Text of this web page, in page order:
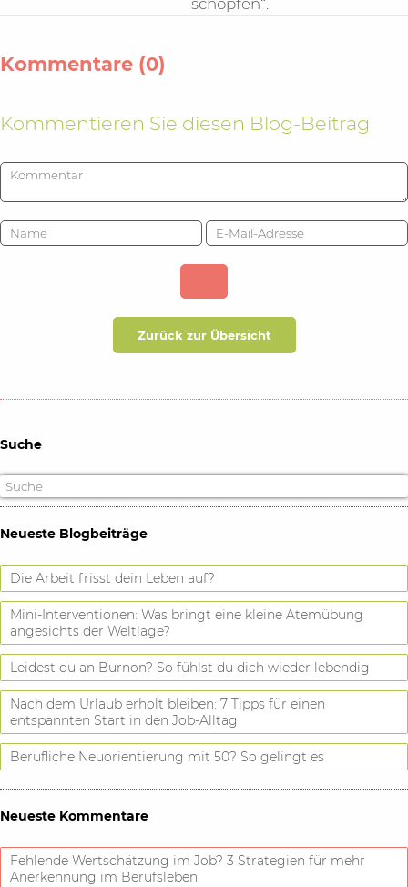
schöpfen“.
Kommentare (0)
Kommentieren Sie diesen Blog-Beitrag
Zurück zur Übersicht
Suche
Neueste Blogbeiträge
Die Arbeit frisst dein Leben auf?
Mini-Interventionen: Was bringt eine kleine Atemübung
angesichts der Weltlage?
Leidest du an Burnon? So fühlst du dich wieder lebendig
Nach dem Urlaub erholt bleiben: 7 Tipps für einen
entspannten Start in den Job-Alltag
Berufliche Neuorientierung mit 50? So gelingt es
Neueste Kommentare
Fehlende Wertschätzung im Job? 3 Strategien für mehr
Anerkennung im Berufsleben